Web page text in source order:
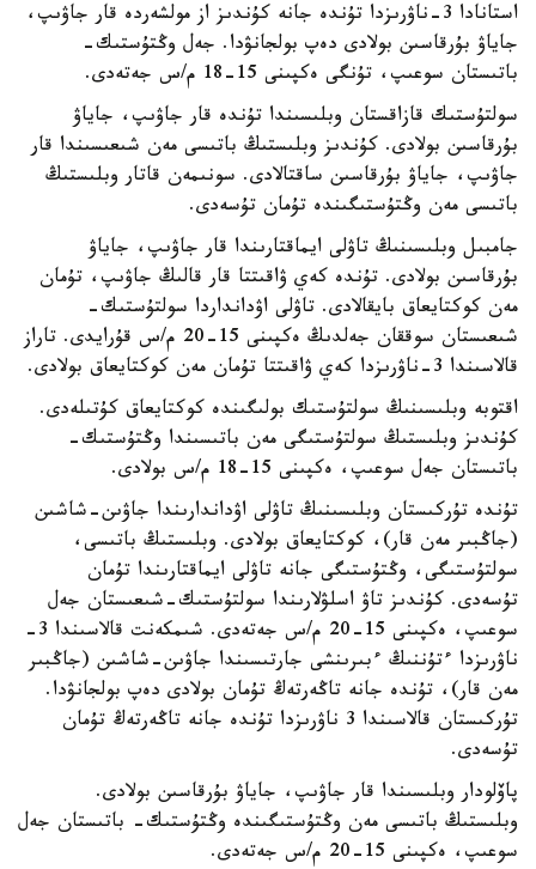
استانادا 3-ناۋرىزدا تۇندە جانە كۇندىز از مولشەردە قار جاۋىپ،
جاياۋ بۇرقاسىن بولادى دەپ بولجانۋدا. جەل وڭتۇستىك-
باتىستان سوعىپ، تۇنگى ەكپىنى 15-18 م/س جەتەدى.
سولتۇستىك قازاقستان وبلىسىندا تۇندە قار جاۋىپ، جاياۋ
بۇرقاسىن بولادى. كۇندىز وبلىستىڭ باتىسى مەن شىعىسىندا قار
جاۋىپ، جاياۋ بۇرقاسىن ساقتالادى. سونىمەن قاتار وبلىستىڭ
باتىسى مەن وڭتۇستىگىندە تۇمان تۇسەدى.
جامبىل وبلىسىنىڭ تاۋلى ايماقتارىندا قار جاۋىپ، جاياۋ
بۇرقاسىن بولادى. تۇندە كەي ۋاقىتتا قار قالىڭ جاۋىپ، تۇمان
مەن كوكتايعاق بايقالادى. تاۋلى اۋدانداردا سولتۇستىك-
شىعىستان سوققان جەلدىڭ ەكپىنى 15-20 م/س قۇرايدى. تاراز
قالاسىندا 3-ناۋرىزدا كەي ۋاقىتتا تۇمان مەن كوكتايعاق بولادى.
اقتوبە وبلىسىنىڭ سولتۇستىك بولىگىندە كوكتايعاق كۇتىلەدى.
كۇندىز وبلىستىڭ سولتۇستىگى مەن باتىسىندا وڭتۇستىك-
باتىستان جەل سوعىپ، ەكپىنى 15-18 م/س بولادى.
تۇندە تۇركىستان وبلىسىنىڭ تاۋلى اۋداندارىندا جاۋىن-شاشىن
(جاڭبىر مەن قار)، كوكتايعاق بولادى. وبلىستىڭ باتىسى،
سولتۇستىگى، وڭتۇستىگى جانە تاۋلى ايماقتارىندا تۇمان
تۇسەدى. كۇندىز تاۋ اسلۋلارىندا سولتۇستىك-شىعىستان جەل
سوعىپ، ەكپىنى 15-20 م/س جەتەدى. شىمكەنت قالاسىندا 3-
ناۋرىزدا ءتۇننىڭ ءبىرىنشى جارتىسىندا جاۋىن-شاشىن (جاڭبىر
مەن قار)، تۇندە جانە تاڭەرتەڭ تۇمان بولادى دەپ بولجانۋدا.
تۇركىستان قالاسىندا 3 ناۋرىزدا تۇندە جانە تاڭەرتەڭ تۇمان
تۇسەدى.
پاۆلودار وبلىسىندا قار جاۋىپ، جاياۋ بۇرقاسىن بولادى.
وبلىستىڭ باتىسى مەن وڭتۇستىگىندە وڭتۇستىك- باتىستان جەل
سوعىپ، ەكپىنى 15-20 م/س جەتەدى.